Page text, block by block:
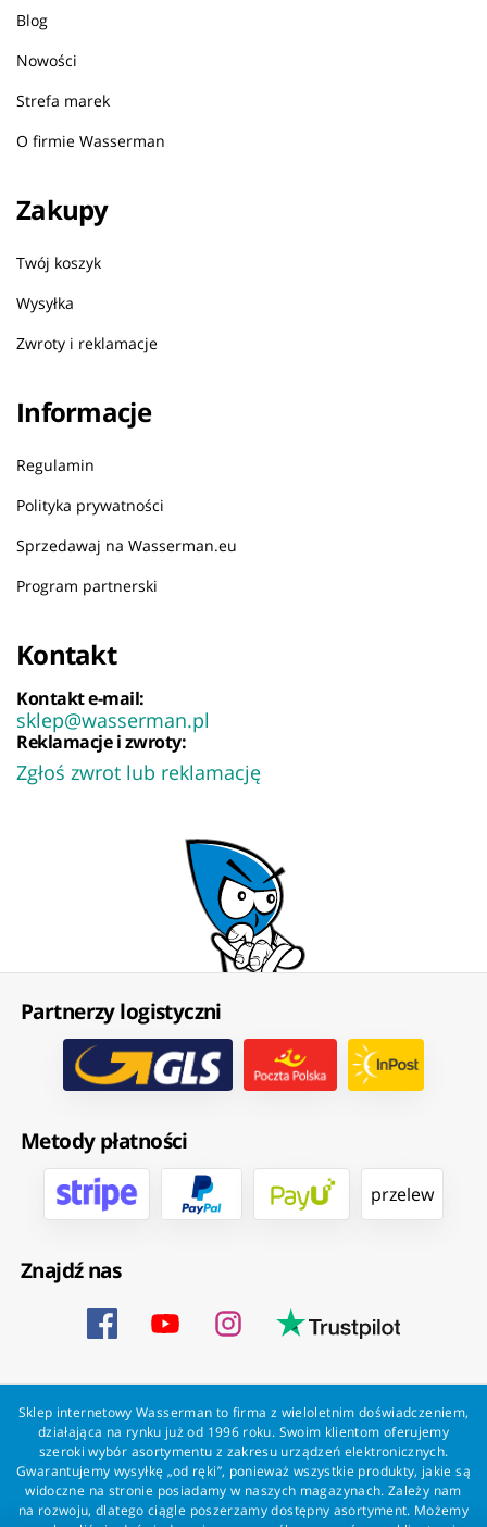
Blog
Nowości
Strefa marek
O firmie Wasserman
Zakupy
Twój koszyk
Wysyłka
Zwroty i reklamacje
Informacje
Regulamin
Polityka prywatności
Sprzedawaj na Wasserman.eu
Program partnerski
Kontakt
Kontakt e-mail:
sklep@wasserman.pl
Reklamacje i zwroty:
Zgłoś zwrot lub reklamację
Partnerzy logistyczni
Metody płatności
przelew
Znajdź nas
Sklep internetowy Wasserman to firma z wieloletnim doświadczeniem,
działająca na rynku już od 1996 roku. Swoim klientom oferujemy
szeroki wybór asortymentu z zakresu urządzeń elektronicznych.
Gwarantujemy wysyłkę „od ręki”, ponieważ wszystkie produkty, jakie są
widoczne na stronie posiadamy w naszych magazynach. Zależy nam
na rozwoju, dlatego ciągle poszerzamy dostępny asortyment. Możemy